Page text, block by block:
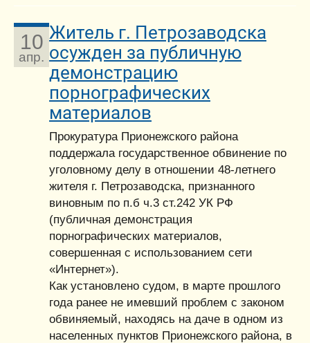
10
апр.
Житель г. Петрозаводска
осужден за публичную
демонстрацию
порнографических
материалов
Прокуратура Прионежского района
поддержала государственное обвинение по
уголовному делу в отношении 48-летнего
жителя г. Петрозаводска, признанного
виновным по п.б ч.3 ст.242 УК РФ
(публичная демонстрация
порнографических материалов,
совершенная с использованием сети
«Интернет»).
Как установлено судом, в марте прошлого
года ранее не имевший проблем с законом
обвиняемый, находясь на даче в одном из
населенных пунктов Прионежского района, в